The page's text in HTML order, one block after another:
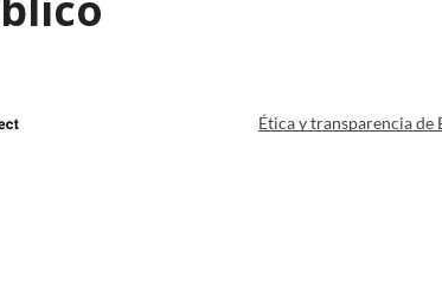
Ética y transparencia de